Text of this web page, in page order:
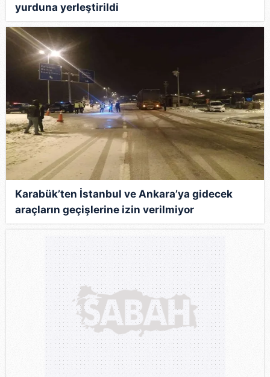
yurduna yerleştirildi
Karabük’ten İstanbul ve Ankara’ya gidecek
araçların geçişlerine izin verilmiyor